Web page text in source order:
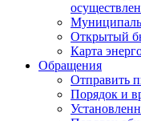
Открытый
Карта
Обращения
Отправить
Порядок и